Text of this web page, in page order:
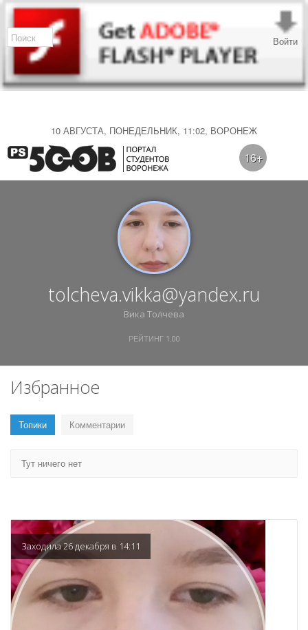
10 АВГУСТА, ПОНЕДЕЛЬНИК, 11:02, ВОРОНЕЖ
Войти
16+
tolcheva.vikka@yandex.ru
Вика Толчева
РЕЙТИНГ 1.00
Избранное
Топики Комментарии
Тут ничего нет
Заходила 26 декабря в 14:11